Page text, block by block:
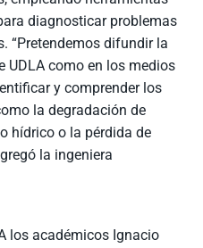
diagnosticar problemas
“Pretendemos difundir la
UDLA como en los medios
y comprender los
la degradación de
hídrico o la pérdida de
la ingeniera
los académicos Ignacio